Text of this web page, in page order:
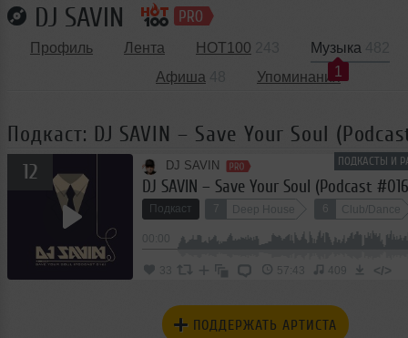
DJ SAVIN
Профиль Лента HOT100
Музыка
1
Афиша
Упоминания
Подкаст: DJ SAVIN – Save Your Soul
ПОДКАСТЫ И
12 DJ SAVIN
DJ SAVIN – Save Your Soul (Podcast
Подкаст 7 Deep House 6 Club/Dance
33 57:43 409 </>
ПОДДЕРЖАТЬ АРТИСТА